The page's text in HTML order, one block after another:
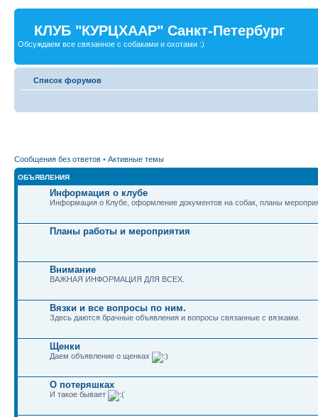
КЛУБ "КУРЦХААР" Санкт-Петербург
Обсуждаем все связанное с собаками и охотами :)
Список форумов
Сообщения без ответов • Активные темы
ОБЪЯВЛЕНИЯ
Информация о клубе
Информация о Клубе, оформление документов на собак, планы
Планы работы и мероприятия
Внимание
ВАЖНАЯ ИНФОРМАЦИЯ ДЛЯ ВСЕХ.
Вязки и все вопросы по ним.
Здесь даются брачные объявления и вопросы связанные с вязками.
Щенки
Даем объявление о щенках
О потеряшках
И такое бывает